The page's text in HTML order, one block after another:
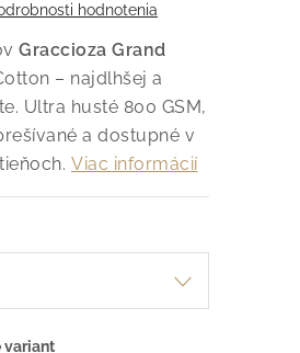
hodnotenia
Graccioza Grand
– najdlhšej a
Ultra husté 800 GSM,
a dostupné v
Viac informácií